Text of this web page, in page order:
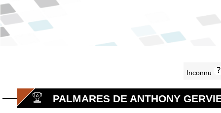
Inconnu
PALMARES DE ANTHONY